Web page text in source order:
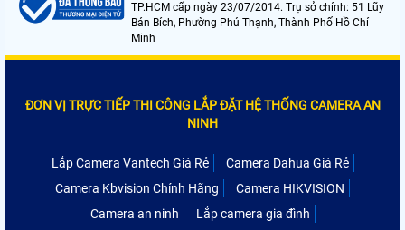
TP.HCM cấp ngày 23/07/2014. Trụ sở chính: 51 Lũy
Bán Bích, Phường Phú Thạnh, Thành Phố Hồ Chí
Minh
ĐƠN VỊ TRỰC TIẾP THI CÔNG LẮP ĐẶT HỆ THỐNG CAMERA AN
NINH
Lắp Camera Vantech Giá Rẻ
Camera Dahua Giá Rẻ
Camera Kbvision Chính Hãng
Camera HIKVISION
Camera an ninh
Lắp camera gia đình